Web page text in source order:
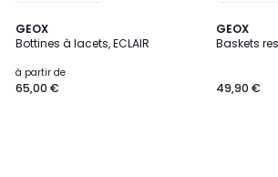
GEOX
Bottines à lacets, ECLAIR
à partir de
65,00 €
GEOX
Baskets
49,90 €